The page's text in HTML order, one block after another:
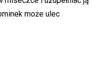
może ulec